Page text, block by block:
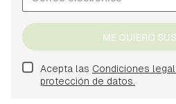
ME QUIERO
Acepta las Condiciones
protección de datos.